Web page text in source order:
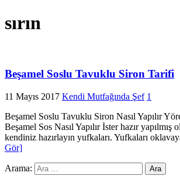
sırın
Beşamel Soslu Tavuklu Siron Tarifi
11 Mayıs 2017 Kendi Mutfağında Şef 1
Beşamel Soslu Tavuklu Siron Nasıl Yapılır
Beşamel Sos Nasıl Yapılır İster hazır yapılmış
kendiniz hazırlayın yufkaları. Yufkaları
Gör]
Arama: